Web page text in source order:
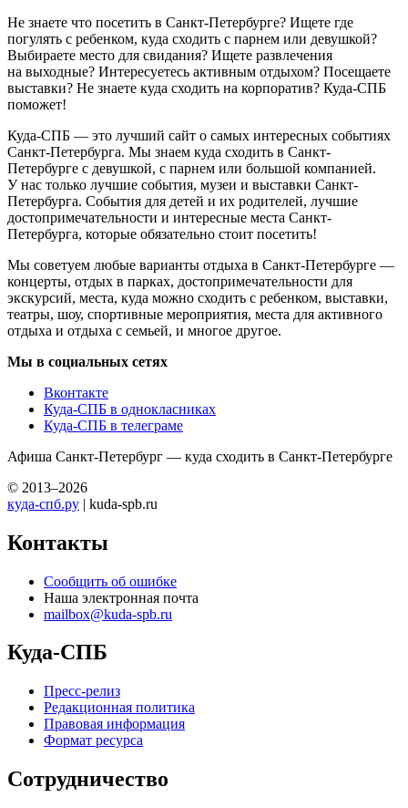
Не знаете что посетить в Санкт-Петербурге? Ищете где
погулять с ребенком, куда сходить с парнем или девушкой?
Выбираете место для свидания? Ищете развлечения
на выходные? Интересуетесь активным отдыхом? Посещаете
выставки? Не знаете куда сходить на корпоратив? Куда-СПБ
поможет!
Куда-СПБ — это лучший сайт о самых интересных событиях
Санкт-Петербурга. Мы знаем куда сходить в Санкт-
Петербурге с девушкой, с парнем или большой компанией.
У нас только лучшие события, музеи и выставки Санкт-
Петербурга. События для детей и их родителей, лучшие
достопримечательности и интересные места Санкт-
Петербурга, которые обязательно стоит посетить!
Мы советуем любые варианты отдыха в Санкт-Петербурге —
концерты, отдых в парках, достопримечательности для
экскурсий, места, куда можно сходить с ребенком, выставки,
театры, шоу, спортивные мероприятия, места для активного
отдыха и отдыха с семьей, и многое другое.
Мы в социальных сетях
Вконтакте
Куда-СПБ в однокласниках
Куда-СПБ в телеграме
Афиша Санкт-Петербург — куда сходить в Санкт-Петербурге
© 2013–2026
куда-спб.ру | kuda-spb.ru
Контакты
Сообщить об ошибке
Наша электронная почта
mailbox@kuda-spb.ru
Куда-СПБ
Пресс-релиз
Редакционная политика
Правовая информация
Формат ресурса
Сотрудничество